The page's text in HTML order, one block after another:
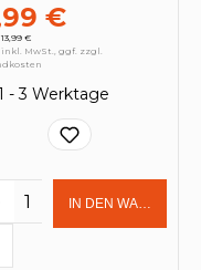
€
€
inkl. MwSt., ggf. zzgl.
- 3 Werktage
Anzahl:
IN DEN